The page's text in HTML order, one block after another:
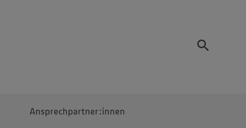
Ansprechpartner:innen